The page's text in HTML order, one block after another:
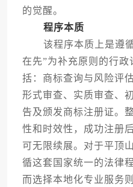
的觉醒。
程序本质
该程序本质上是遵循
在先”为补充原则的行
括：商标查询与风险评
形式审查、实质审查、
告及颁发商标注册证。
性和时效性，成功注册
可无限续展。对于平顶
循这套国家统一的法律
而选择本地化专业服务